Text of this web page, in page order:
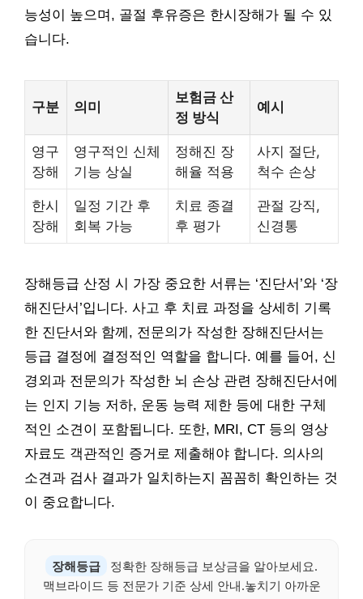
능성이 높으며, 골절 후유증은 한시장해가 될 수 있
습니다.
구분 의미
보험금 산
정 방식
예시
영구
장해
영구적인 신체
기능 상실
정해진 장
해율 적용
사지 절단,
척수 손상
한시
장해
일정 기간 후
회복 가능
치료 종결
후 평가
관절 강직,
신경통
장해등급 산정 시 가장 중요한 서류는 ‘진단서’와 ‘장
해진단서’입니다. 사고 후 치료 과정을 상세히 기록
한 진단서와 함께, 전문의가 작성한 장해진단서는
등급 결정에 결정적인 역할을 합니다. 예를 들어, 신
경외과 전문의가 작성한 뇌 손상 관련 장해진단서에
는 인지 기능 저하, 운동 능력 제한 등에 대한 구체
적인 소견이 포함됩니다. 또한, MRI, CT 등의 영상
자료도 객관적인 증거로 제출해야 합니다. 의사의
소견과 검사 결과가 일치하는지 꼼꼼히 확인하는 것
이 중요합니다.
장해등급
정확한 장해등급 보상금을 알아보세요.
맥브라이드 등 전문가 기준 상세 안내.놓치기 아까운